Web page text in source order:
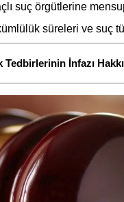
suç örgütlerine
süreleri ve suç
Tedbirlerinin İnfazı